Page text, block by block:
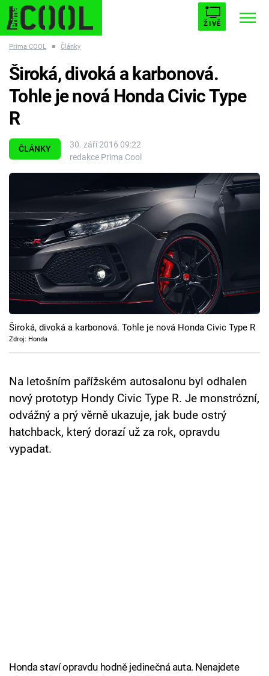
ŽIVĚ
ESCAPE PLNEJ KOTEL AVENGERS 5
Témata
Seriály
Hry
Cool Esport
Pořady
TV Program
Přihlášení
Sledujte nás
Prima COOL ■ Články
ČLÁNKY
30. září 2016 09:22
redakce Prima Cool
Široká, divoká a karbonová.
Tohle je nová Honda Civic Type
R
Široká, divoká a karbonová. Tohle je nová Honda Civic Type R
Zdroj: Honda
Na letošním pařížském autosalonu byl odhalen
nový prototyp Hondy Civic Type R. Je monstrózní,
odvážný a prý věrně ukazuje, jak bude ostrý
hatchback, který dorazí už za rok, opravdu
vypadat.
Honda staví opravdu hodně jedinečná auta. Nenajdete